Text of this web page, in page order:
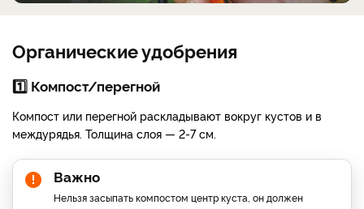
Органические удобрения
1️⃣ Компост/перегной
Компост или перегной раскладывают вокруг кустов и в
междурядья. Толщина слоя — 2-7 см.
Важно
Нельзя засыпать компостом центр куста, он должен